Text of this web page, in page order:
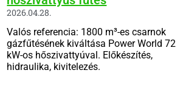
2026.04.28.
Valós referencia: 1800 m³-es csarnok
gázfűtésének kiváltása Power World 72
kW-os hőszivattyúval. Előkészítés,
hidraulika, kivitelezés.